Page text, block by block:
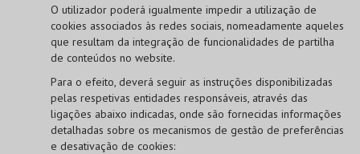
O utilizador poderá igualmente impedir a utilização de
cookies associados às redes sociais, nomeadamente aqueles
que resultam da integração de funcionalidades de partilha
de conteúdos no website.
Para o efeito, deverá seguir as instruções disponibilizadas
pelas respetivas entidades responsáveis, através das
ligações abaixo indicadas, onde são fornecidas informações
detalhadas sobre os mecanismos de gestão de preferências
e desativação de cookies: